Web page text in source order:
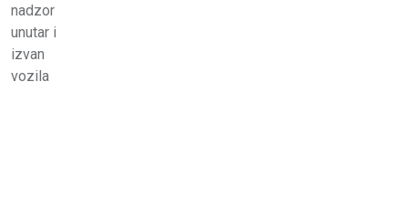
nadzor
unutar i
izvan
vozila